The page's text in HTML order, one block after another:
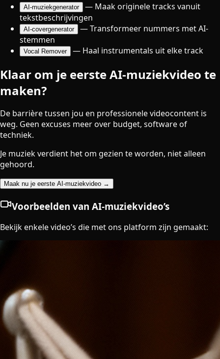
AI-muziekgenerator — Maak originele tracks vanuit
tekstbeschrijvingen
AI-covergenerator —Transformeer nummers met AI-
stemmen
Vocal Remover — Haal instrumentals uit elke track
Klaar om je eerste AI-muziekvideo te
maken?
De barrière tussen jou en professionele videocontent is
weg. Geen excuses meer over budget, software of
techniek.
Je muziek verdient het om gezien te worden, niet alleen
gehoord.
Maak nu je eerste AI-muziekvideo →
Voorbeelden van AI-muziekvideo’s
Bekijk enkele video’s die met ons platform zijn gemaakt: